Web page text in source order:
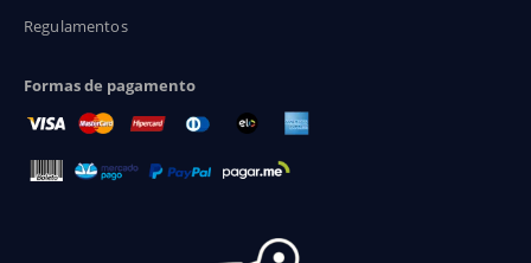
Regulamentos
Formas de pagamento